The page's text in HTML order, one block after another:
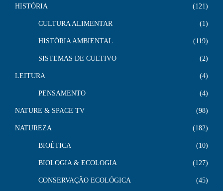
HISTÓRIA 121
CULTURA ALIMENTAR 1
HISTÓRIA AMBIENTAL 119
SISTEMAS DE CULTIVO 2
LEITURA 4
PENSAMENTO 4
NATURE & SPACE TV 98
NATUREZA 182
BIOÉTICA 10
BIOLOGIA & ECOLOGIA 127
CONSERVAÇÃO ECOLÓGICA 45